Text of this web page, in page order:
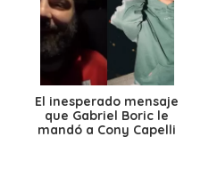
El inesperado mensaje
que Gabriel Boric le
mandó a Cony Capelli